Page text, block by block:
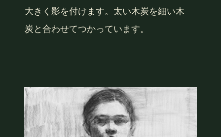
大きく影を付けます。太い木炭を細い木
炭と合わせてつかっています。